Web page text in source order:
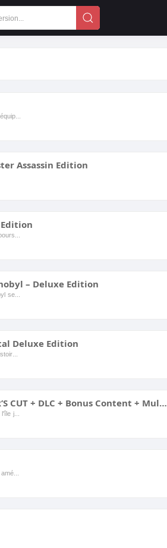
Histoire "Ready or Not" est centré sur une équipe SWAT hautement entraînée qui s'attaque à de graves menaces pour la sécurité, qu'il s'agisse de sauvetages d'otages ou d'arre...
Assassin Edition
Histoire Mortal Kombat 11: Ultimate Edition poursuit la légendaire série de jeux de combat, avec une narration riche qui entrelace les destins de personnages emblématiques comme Scorpion, Sub-Zer...
– Deluxe Edition
Histoire S.T.A.L.K.E.R. 2 : Heart of Chornobyl se déroule dans la zone d'exclusion de Chornobyl, une région dangereuse où pullulent les créatures mutantes, les factions en guerre ...
Deluxe Edition
Histoire*God of War : Ragnarök reprend l'histoire de Kratos et d'Atreus alors qu'ils font face à l'apocalypse nordique imminente, le Ragnarök. Ensemble, ils explorent les Neuf Royaumes, cherchant d...
Ghost of Tsushima DIRECTOR’S CUT + DLC + Bonus Content + Multiplayer
Histoire*Ghost of Tsushima* se déroule sur l'île japonaise de Tsushima pendant l'invasion mongole du XIIIe siècle. Les joueurs incarnent Jin Sakai, un jeune samouraï qui doit protéger sa patrie d...
Description du jeuAu crépuscule de l'Ouest américain, vers 1899, l'ère des hors-la-loi touche à sa fin tandis que les forces de l'ordre se resserrent. Dans Legends of the West : L'Odyssée d'Arthu...